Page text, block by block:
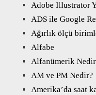
Adobe Illustrator
ADS ile Google
Ağırlık ölçü
Alfabe
Alfanümerik
AM ve PM Nedir?
Amerika’da saat